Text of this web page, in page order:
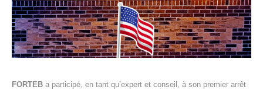
FORTEB a participé, en tant qu’expert et conseil, à son premier arrêt